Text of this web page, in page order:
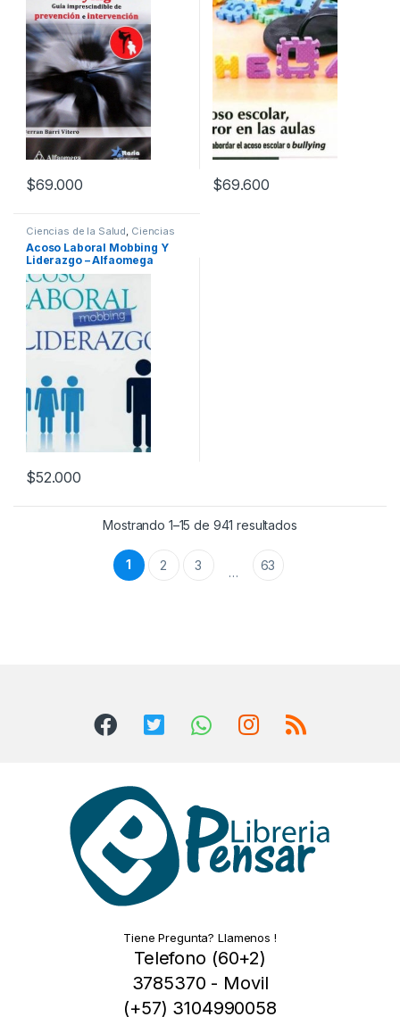
$69.000 $69.600
Ciencias de la Salud Ciencias
Profesionales y
tecnicos,Psicología y
Psiquiatría
Acoso Laboral Mobbing Y
Liderazgo – Alfaomega
$52.000
Mostrando 1–15 de 941 resultados
1 2 3 … 63
Tiene Pregunta? Llamenos !
Telefono (60+2)
3785370 - Movil
(+57) 3104990058